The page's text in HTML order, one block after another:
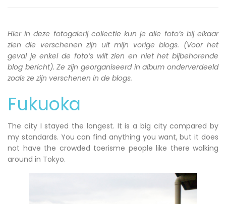
Hier in deze fotogalerij collectie kun je alle foto’s bij elkaar
zien die verschenen zijn uit mijn vorige blogs. (Voor het
geval je enkel de foto’s wilt zien en niet het bijbehorende
blog bericht). Ze zijn georganiseerd in album onderverdeeld
zoals ze zijn verschenen in de blogs.
Fukuoka
The city I stayed the longest. It is a big city compared by
my standards. You can find anything you want, but it does
not have the crowded toerisme people like there walking
around in Tokyo.